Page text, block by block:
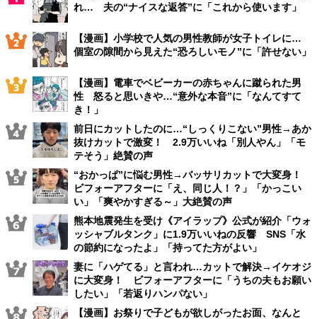
れ… 夫の“ナイスな返答”に「これから使います」
【漫画】小学校で人気の男性教師が女子トイレに…
個室の隙間から見えた“恐ろしいモノ”に「許せない」
【漫画】電車でベビーカーの赤ちゃんに蹴られた男
性 怒ると思いきや…“意外な本音”に「なんてすて
き！」
前日にカットしたのに…“しっくりこない”男性→あか
抜けカットで激変！ 2.9万いいね「別人やん」「モ
テそう」絶賛の声
“おかっぱ”に悩む男性→バッサリカットで大変身！
ビフォーアフターに「え、同じ人！？」「かっこい
い」「爽やかすぎる～」大絶賛の声
熊本地震発生を受け《アイラップ》公式が紹介「ウォ
ッシャブルタンク」に1.9万いいねの反響 SNS「水
の節約になったよ」「持ってた方がよい」
妻に「ハゲてる」と言われ…カットで解決→イケオジ
に大変身！ ビフォーアフターに「うちの夫もお願い
したい」「若返りハンパない」
【漫画】お祭りで子どもが欲しがったお面、なんと